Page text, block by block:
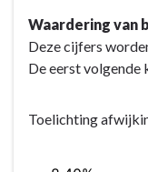
Waardering van
Deze cijfers
De eerst volgende
Toelichting